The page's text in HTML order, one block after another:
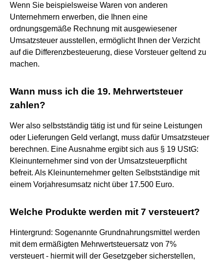
Wenn Sie beispielsweise Waren von anderen
Unternehmern erwerben, die Ihnen eine
ordnungsgemäße Rechnung mit ausgewiesener
Umsatzsteuer ausstellen, ermöglicht Ihnen der Verzicht
auf die Differenzbesteuerung, diese Vorsteuer geltend zu
machen.
Wann muss ich die 19. Mehrwertsteuer
zahlen?
Wer also selbstständig tätig ist und für seine Leistungen
oder Lieferungen Geld verlangt, muss dafür Umsatzsteuer
berechnen. Eine Ausnahme ergibt sich aus § 19 UStG:
Kleinunternehmer sind von der Umsatzsteuerpflicht
befreit. Als Kleinunternehmer gelten Selbstständige mit
einem Vorjahresumsatz nicht über 17.500 Euro.
Welche Produkte werden mit 7 versteuert?
Hintergrund: Sogenannte Grundnahrungsmittel werden
mit dem ermäßigten Mehrwertsteuersatz von 7%
versteuert - hiermit will der Gesetzgeber sicherstellen,